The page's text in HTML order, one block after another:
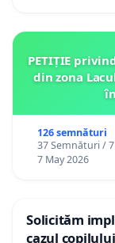
PETIȚIE
din zona
126 semnături
37 Semnături /
7 May 2026
Solicităm
cazul